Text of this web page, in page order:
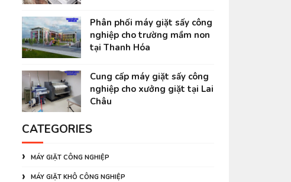
Phân phối máy giặt sấy công
nghiệp cho trường mầm non
tại Thanh Hóa
Cung cấp máy giặt sấy công
nghiệp cho xưởng giặt tại Lai
Châu
CATEGORIES
MÁY GIẶT CÔNG NGHIỆP
MÁY GIẶT KHÔ CÔNG NGHIỆP